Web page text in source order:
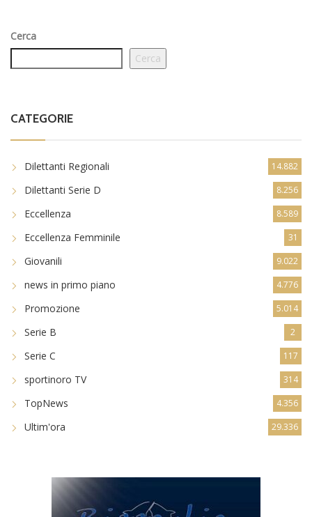
Cerca
Cerca
CATEGORIE
Dilettanti Regionali 14.882
Dilettanti Serie D 8.256
Eccellenza 8.589
Eccellenza Femminile 31
Giovanili 9.022
news in primo piano 4.776
Promozione 5.014
Serie B 2
Serie C 117
sportinoro TV 314
TopNews 4.356
Ultim'ora 29.336